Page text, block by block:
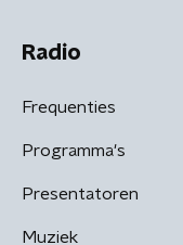
Radio
Frequenties
Programma's
Presentatoren
Muziek